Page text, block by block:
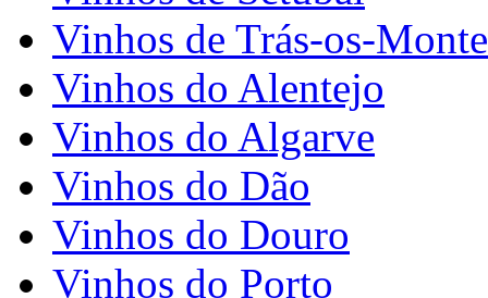
Vinhos de Trás-os-
Vinhos do Alentejo
Vinhos do Algarve
Vinhos do Dão
Vinhos do Douro
Vinhos do Porto